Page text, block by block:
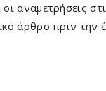
αναμετρήσεις
άρθρο πριν